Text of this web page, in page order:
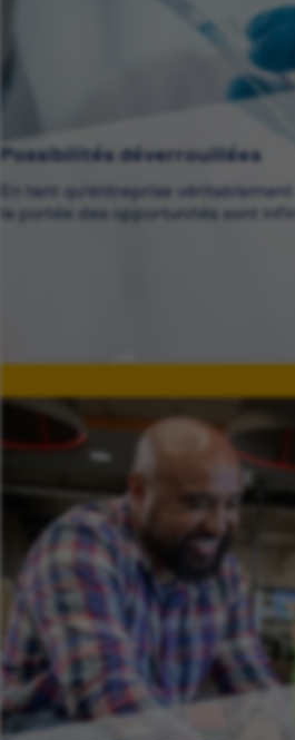
Possibilités déverrouillées
En tant qu'entreprise
la portée des opportunités sont